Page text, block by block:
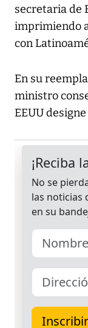
secretaria de
imprimiendo
con
En su
ministro
EEUU